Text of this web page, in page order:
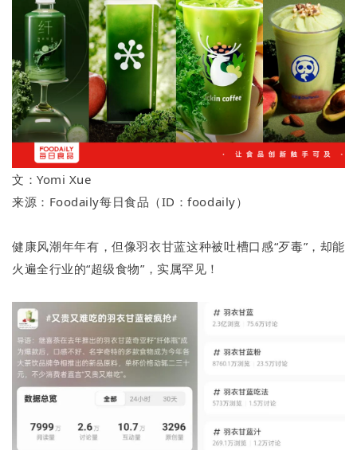
文：Yomi Xue
来源：Foodaily每日食品（ID：foodaily）
健康风潮年年有，但像羽衣甘蓝这种被吐槽口感“歹毒”，却能
火遍全行业的“超级食物”，实属罕见！